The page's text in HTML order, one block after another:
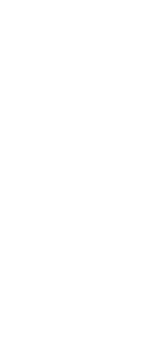
Málaga
premium:
de Málaga
El nuevo
reclinables y
generación,
independiente y